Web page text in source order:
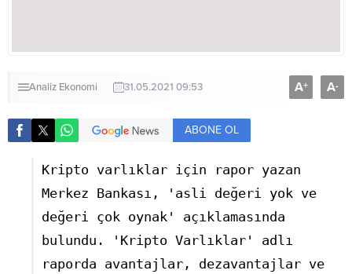
Analiz Ekonomi 31.05.2021 09:53 A+ A-
ABONE OL
Kripto varlıklar için rapor yazan
Merkez Bankası, 'asli değeri yok ve
değeri çok oynak' açıklamasında
bulundu. 'Kripto Varlıklar' adlı
raporda avantajlar, dezavantajlar ve